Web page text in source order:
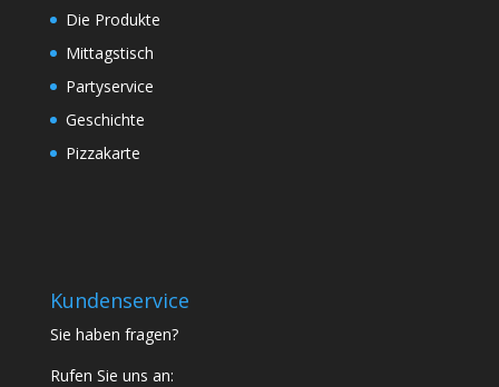
Die Produkte
Mittagstisch
Partyservice
Geschichte
Pizzakarte
Kundenservice
Sie haben fragen?
Rufen Sie uns an: